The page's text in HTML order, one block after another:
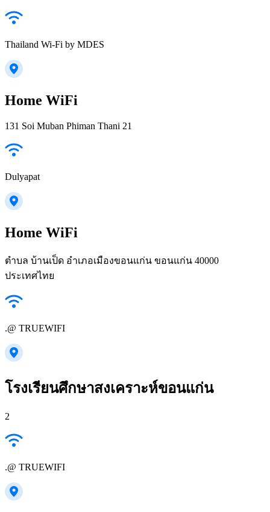
Thailand Wi-Fi by MDES
Home WiFi
131 Soi Muban Phiman Thani 21
Dulyapat
Home WiFi
ตำบล บ้านเป็ด อำเภอเมืองขอนแก่น ขอนแก่น 40000
ประเทศไทย
.@ TRUEWIFI
โรงเรียนศึกษาสงเคราะห์ขอนแก่น
2
.@ TRUEWIFI